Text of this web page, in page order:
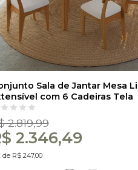
Sala de Jantar Mesa
com 6 Cadeiras Tela
Freijó/Off White/
2.819,99
2.346,49
de R$ 247,00